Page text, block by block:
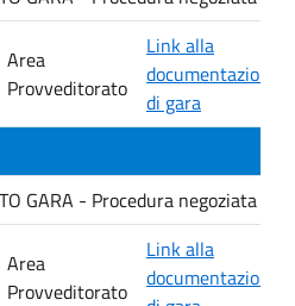
Area
Provveditorato
Link alla
documentazione
di gara
GARA - Procedura negoziata
Area
Provveditorato
Link alla
documentazione